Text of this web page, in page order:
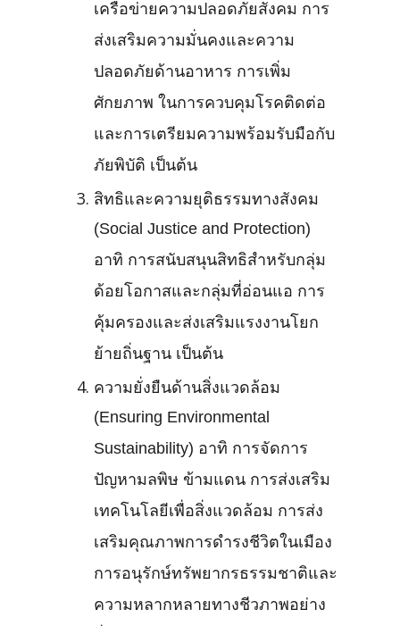
เครือข่ายความปลอดภัยสังคม การ
ส่งเสริมความมั่นคงและความ
ปลอดภัยด้านอาหาร การเพิ่ม
ศักยภาพ ในการควบคุมโรคติดต่อ
และการเตรียมความพร้อมรับมือกับ
ภัยพิบัติ เป็นต้น
สิทธิและความยุติธรรมทางสังคม
(Social Justice and Protection)
อาทิ การสนับสนุนสิทธิสำหรับกลุ่ม
ด้อยโอกาสและกลุ่มที่อ่อนแอ การ
คุ้มครองและส่งเสริมแรงงานโยก
ย้ายถิ่นฐาน เป็นต้น
ความยั่งยืนด้านสิ่งแวดล้อม
(Ensuring Environmental
Sustainability) อาทิ การจัดการ
ปัญหามลพิษ ข้ามแดน การส่งเสริม
เทคโนโลยีเพื่อสิ่งแวดล้อม การส่ง
เสริมคุณภาพการดำรงชีวิตในเมือง
การอนุรักษ์ทรัพยากรธรรมชาติและ
ความหลากหลายทางชีวภาพอย่าง